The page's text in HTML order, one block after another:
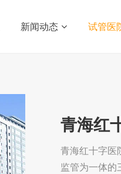
新闻动态 试管医
青海红
青海红十字医
监管为一体的